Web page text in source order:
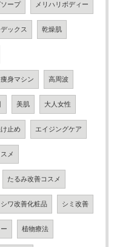
ープ メリハリボディー
ックス 乾燥肌
痩身マシン 高周波
美肌 大人女性
止め エイジングケア
メ
たるみ改善コスメ
シワ改善化粧品 シミ改善
植物療法